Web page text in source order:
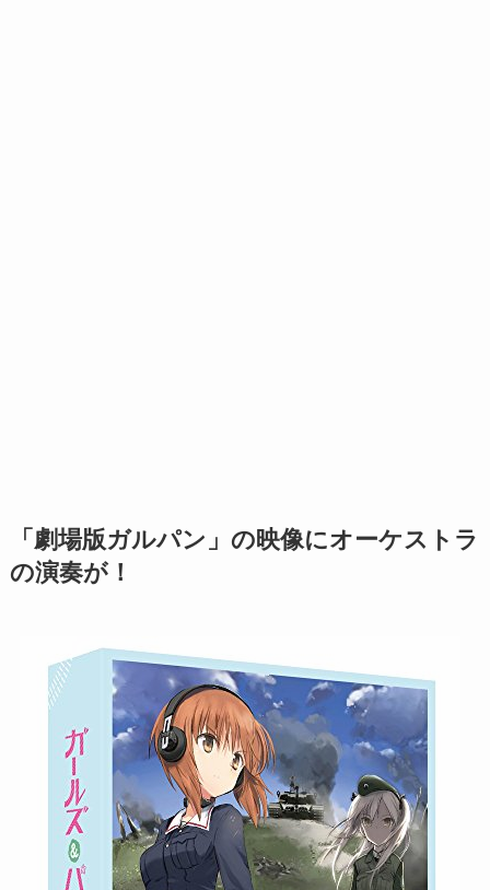
「劇場版ガルパン」の映像にオーケストラ
の演奏が！